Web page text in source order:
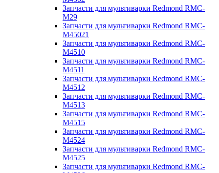
Запчасти для мультиварки Redmond RMC-
M29
Запчасти для мультиварки Redmond RMC-
M45021
Запчасти для мультиварки Redmond RMC-
M4510
Запчасти для мультиварки Redmond RMC-
M4511
Запчасти для мультиварки Redmond RMC-
M4512
Запчасти для мультиварки Redmond RMC-
M4513
Запчасти для мультиварки Redmond RMC-
M4515
Запчасти для мультиварки Redmond RMC-
M4524
Запчасти для мультиварки Redmond RMC-
M4525
Запчасти для мультиварки Redmond RMC-